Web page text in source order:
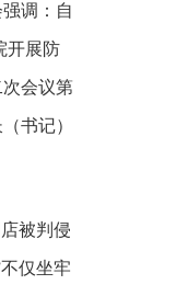
调：自
效 更加
开展防
会议第
书记）
被判侵
仅坐牢